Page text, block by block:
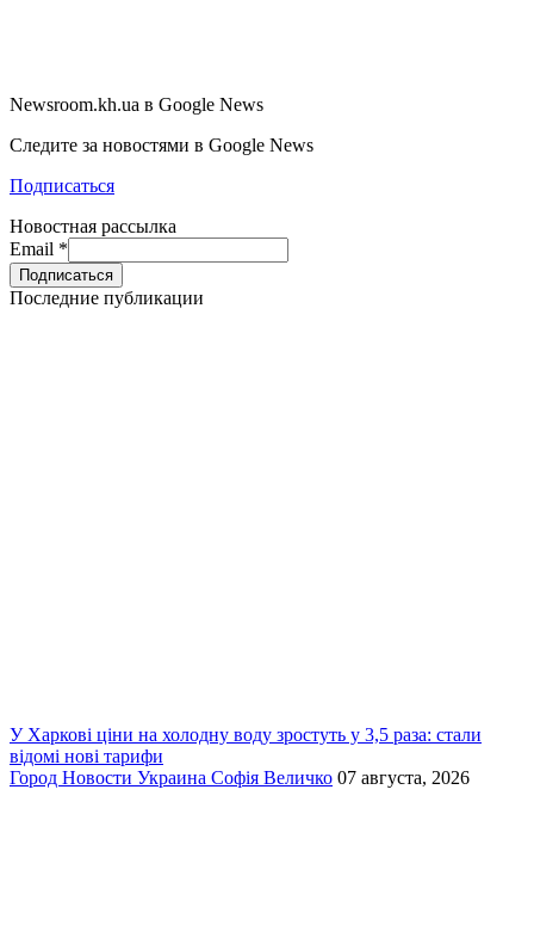
Newsroom.kh.ua в Google News
Следите за новостями в Google News
Подписаться
Новостная рассылка
Email *
Последние публикации
У Харкові ціни на холодну воду зростуть у 3,5 раза: стали
відомі нові тарифи
Город Новости Украина Софія Величко 07 августа, 2026